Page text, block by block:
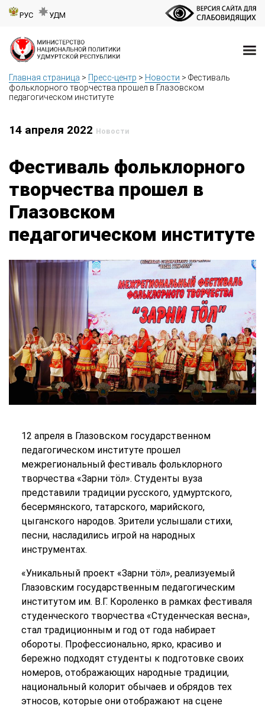
РУС УДМ
Главная страница > Пресс-центр > Новости > Фестиваль
фольклорного творчества прошел в Глазовском
педагогическом институте
14 апреля 2022 Новости
Фестиваль фольклорного
творчества прошел в
Глазовском
педагогическом институте
12 апреля в Глазовском государственном
педагогическом институте прошел
межрегиональный фестиваль фольклорного
творчества «Зарни тöл». Студенты вуза
представили традиции русского, удмуртского,
бесермянского, татарского, марийского,
цыганского народов. Зрители услышали стихи,
песни, насладились игрой на народных
инструментах.
«Уникальный проект «Зарни тӧл», реализуемый
Глазовским государственным педагогическим
институтом им. В.Г. Короленко в рамках фестиваля
студенческого творчества «Студенческая весна»,
стал традиционным и год от года набирает
обороты. Профессионально, ярко, красиво и
бережно подходят студенты к подготовке своих
номеров, отображающих народные традиции,
национальный колорит обычаев и обрядов тех
этносов, которые они отображают на сцене